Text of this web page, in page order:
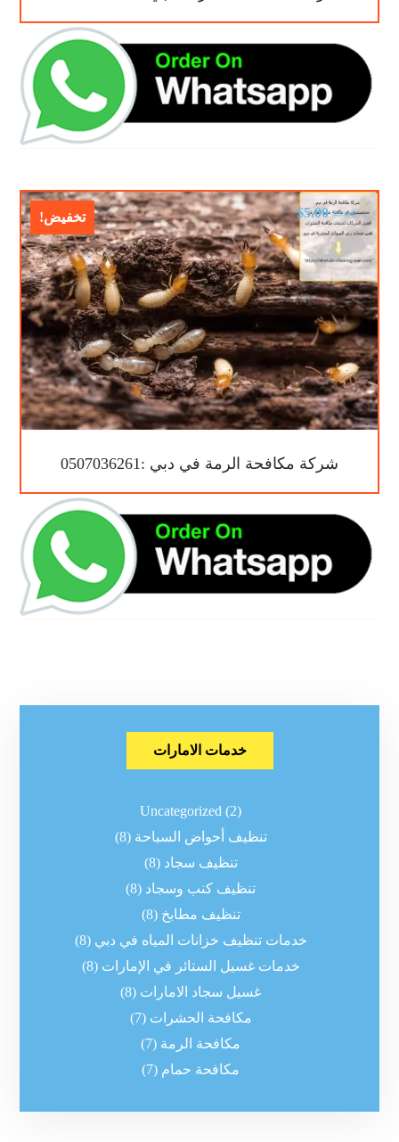
تخفيض!
شركة مكافحة الرمة في دبي :0507036261
$8.00
$5.00
خدمات الامارات
Uncategorized (2)
تنظيف أحواض السباحة (8)
تنظيف سجاد (8)
تنظيف كنب وسجاد (8)
تنظيف مطابخ (8)
خدمات تنظيف خزانات المياه في دبي (8)
خدمات غسيل الستائر في الإمارات (8)
غسيل سجاد الامارات (8)
مكافحة الحشرات (7)
مكافحة الرمة (7)
مكافحة حمام (7)